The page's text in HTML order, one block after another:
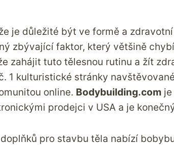
je důležité být ve formě a
zbývající faktor, který většině
zahájit tuto tělesnou rutinu a žít
1 kulturistické stránky
online. Bodybuilding.com
prodejci v USA a je
pro stavbu těla nabízí